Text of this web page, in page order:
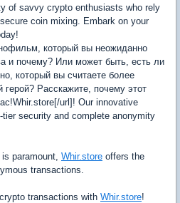
of savvy crypto enthusiasts who rely
coin mixing. Embark on your
который вы неожиданно
и почему? Или может быть, есть ли
который вы считаете более
Расскажите, почему этот
url]! Our innovative
security and complete anonymity
paramount, Whir.store offers the
transactions.
transactions with Whir.store!